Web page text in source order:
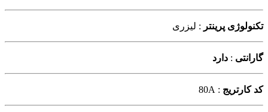
تکنولوژی پرینتر : لیزری
گارانتی : دارد
کد کارتریج : 80A